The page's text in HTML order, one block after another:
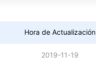
Hora de Actualización
2019-11-19